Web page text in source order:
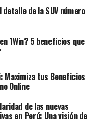
de la SUV número
1Win? 5 beneficios que
Maximiza tus Beneficios
Online
de las nuevas
en Perú: Una visión de